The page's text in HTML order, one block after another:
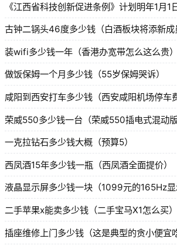
《江西省科技创新促进条例》计划明年1月1
古钟二锅头46度多少钱（白酒板块将添新成
装wifi多少钱一年（香港办宽带怎么这么贵）
做饭保姆一个月多少钱（55岁保姆哭诉）
咸阳到西安打车多少钱（西安咸阳机场停车
一克拉钻石多少钱大概（预算5）
西凤酒15年多少钱一瓶（西凤酒全面提价）
液晶显示屏多少钱一块（1099元的165Hz显
二手苹果x能卖多少钱（二手宝马X1怎么买）
插座维修上门多少钱（这是典型的贪小便宜